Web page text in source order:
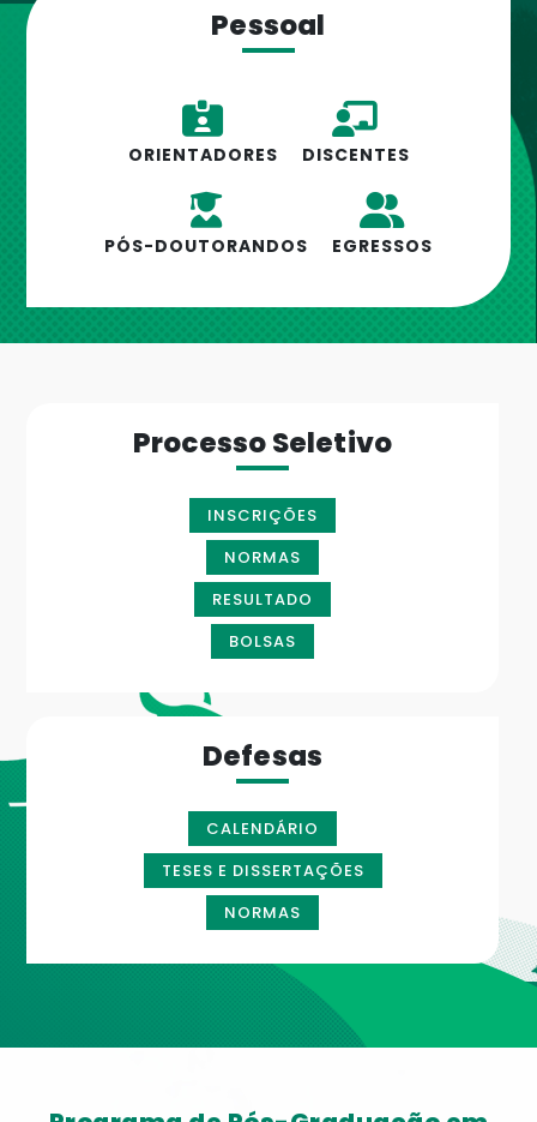
Pessoal
ORIENTADORES DISCENTES
PÓS-DOUTORANDOS EGRESSOS
Processo Seletivo
INSCRIÇÕES
NORMAS
RESULTADO
BOLSAS
Defesas
CALENDÁRIO
TESES E DISSERTAÇÕES
NORMAS